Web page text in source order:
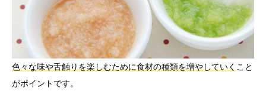
色々な味や舌触りを楽しむために食材の種類を増やしていく こと
がポイントです。